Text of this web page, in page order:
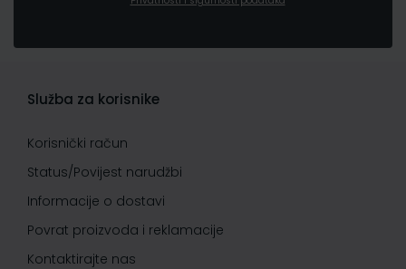
Služba za korisnike
Korisnički račun
Status/Povijest narudžbi
Informacije o dostavi
Povrat proizvoda i reklamacije
Kontaktirajte nas